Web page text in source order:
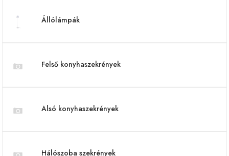
Állólámpák
Felső konyhaszekrények
Alsó konyhaszekrények
Hálószoba szekrények